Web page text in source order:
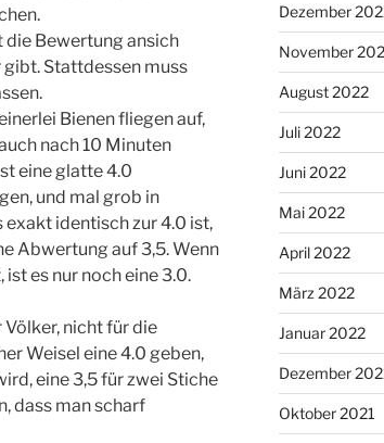
die Bewertung ansich
Stattdessen muss
Bienen fliegen auf,
nach 10 Minuten
eine glatte 4.0
und mal grob in
identisch zur 4.0 ist,
Abwertung auf 3,5. Wenn
es nur noch eine 3.0.
nicht für die
Weisel eine 4.0 geben,
eine 3,5 für zwei Stiche
dass man scharf
Dezember
November
August 2022
Juli 2022
Juni 2022
Mai 2022
April 2022
März 2022
Januar 2022
Dezember
Oktober 2021